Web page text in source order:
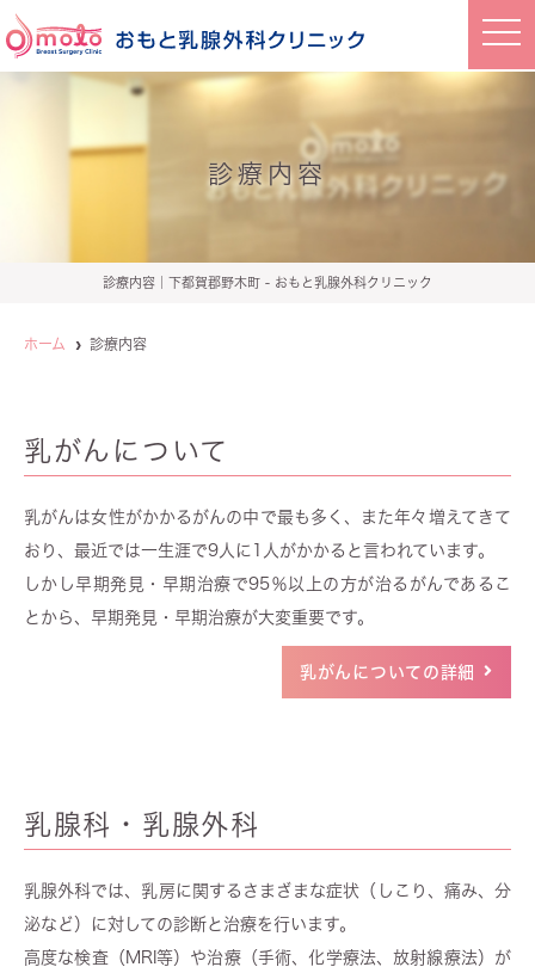
t
o
v
i
i
診療内容
診療内容｜下都賀郡野木町 - おもと乳腺外科クリニック
ホーム 診療内容
乳がんについて
乳がんは女性がかかるがんの中で最も多く、また年々増えてきて
おり、最近では一生涯で9人に1人がかかると言われています。
しかし早期発見・早期治療で95％以上の方が治るがんであるこ
とから、早期発見・早期治療が大変重要です。
乳がんについての詳細
乳腺科・乳腺外科
乳腺外科では、乳房に関するさまざまな症状（しこり、痛み、分
泌など）に対しての診断と治療を行います。
高度な検査（MRI等）や治療（手術、化学療法、放射線療法）が